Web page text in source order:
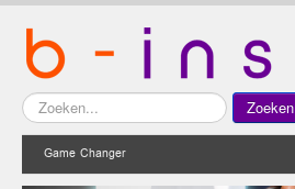
Zoeken... Zoeken
Game Changer